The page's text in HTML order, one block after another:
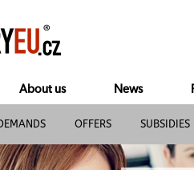
About us News
OFFERS SUBSIDIES